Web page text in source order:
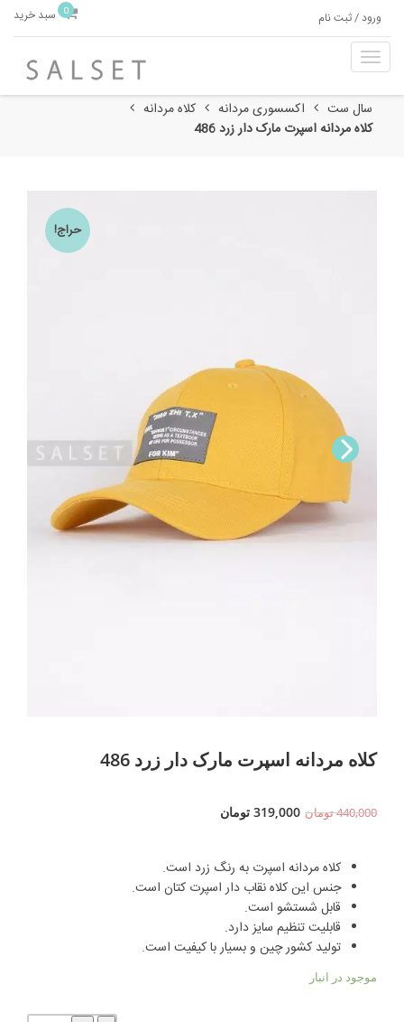
ورود / ثبت نام 0 سبد خرید
T
o
g
g
l
سال ست اکسسوری مردانه
کلاه مردانه
کلاه مردانه اسپرت مارک دار زرد 486
حراج!
Nex
کلاه مردانه اسپرت مارک دار زرد 486
440,000تومان 319,000 تومان
کلاه مردانه اسپرت به رنگ زرد است.
جنس این کلاه نقاب دار اسپرت کتان است.
قابل شستشو است.
قابلیت تنظیم سایز دارد.
تولید کشور چین و بسیار با کیفیت است.
موجود در انبار